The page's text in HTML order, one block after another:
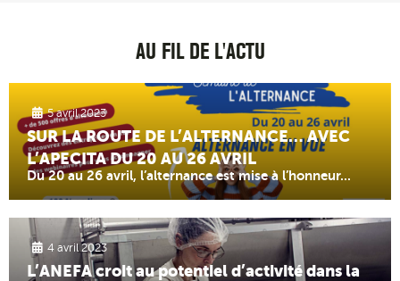
AU FIL DE L'ACTU
5 avril 2023
SUR LA ROUTE DE L’ALTERNANCE… AVEC
L’APECITA DU 20 AU 26 AVRIL
Du 20 au 26 avril, l’alternance est mise à l’honneur...
4 avril 2023
L’ANEFA croit au potentiel d’activité dans la